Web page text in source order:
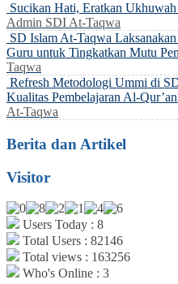
Sucikan Hati, Eratkan
Admin SDI At-Taqwa
SD Islam At-Taqwa
Guru untuk Tingkatkan Mutu
Taqwa
Refresh Metodologi Ummi di
Kualitas Pembelajaran Al-
At-Taqwa
Berita dan Artikel
Visitor
Users Today : 8
Total Users : 82146
Total views : 163256
Who's Online : 3